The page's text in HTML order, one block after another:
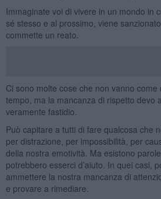
Immaginate voi di vivere in un mondo in
sé stesso e al prossimo, viene
commette un reato.
Ci sono molte cose che non vanno
tempo, ma la mancanza di rispetto devo
veramente fastidio.
Può capitare a tutti di fare qualcosa che
per distrazione, per impossibilità, per
della nostra emotività. Ma esistono
potrebbero esserci d’aiuto. In quei casi,
ammettere la nostra mancanza di
e provare a rimediare.